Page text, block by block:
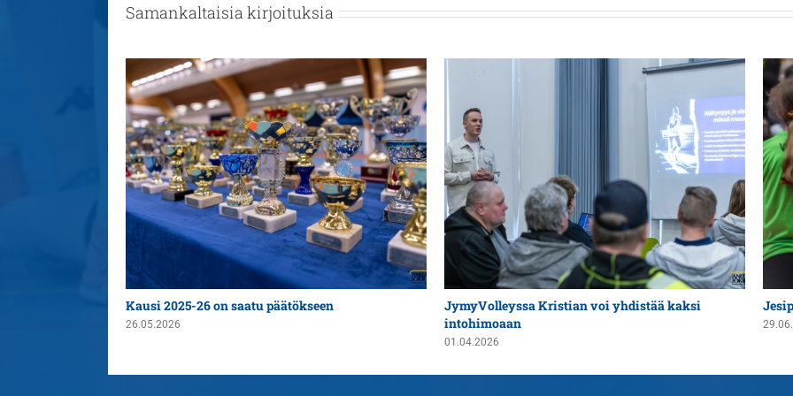
Samankaltaisia kirjoituksia
Kausi 2025-26 on saatu päätökseen
26.05.2026
JymyVolleyssa Kristian voi yhdistää kaksi
intohimoaan
01.04.2026